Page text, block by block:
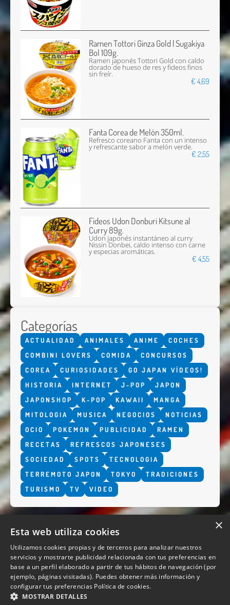
Ramen Tottori Ginza Gold | Sugakiya
Bol 109g.
Ramen japonés Tottori Gold con caldo
dorado de hueso de res y fideos finos
sin freír.
€ 4,69
Fanta Corea de Melón 350ml.
Refresco coreano Fanta con un intenso
y refrescante sabor a melón verde.
€ 2,55
Fideos Udon Donburi Kitsune al
Curry 89g.
Udon japonés instantáneo al curry
Nissin Donbei, caldo intenso con carne
y especias aromáticas.
€ 4,55
Categorías
ACTUALIDAD ANIMALES ANIME
COCHES
COMBINI LOVERS
COMIDA
CONCURSOS
COREA
CURIOSIDADES
GO JAPAN VÍDEOS!
HISTORIA
INTERNET J-POP
JAPON
JAPONSHOP
K-POP KAWAII
MANGA
MITOLOGIA
MUSICA NEGOCIOS
NOTICIAS
OCIO
POKEMON PUBLICIDAD
RAMEN
RECETAS
REFRESCOS JAPONESES
SOCIEDAD
SPOTS
TECNOLOGIA
TERREMOTO JAPON
TOKYO
TRADICIONES
TURISMO
TV VIDEO
QUIENES SOMOS
×
Esta web utiliza cookies
Utilizamos cookies propias y de terceros para analizar nuestros
servicios y mostrarte publicidad relacionada con tus preferencias en
base a un perfil elaborado a partir de tus hábitos de navegación (por
ejemplo, páginas visitadas). Puedes obtener más información y
configurar tus preferencias Política de cookies.
MOSTRAR DETALLES